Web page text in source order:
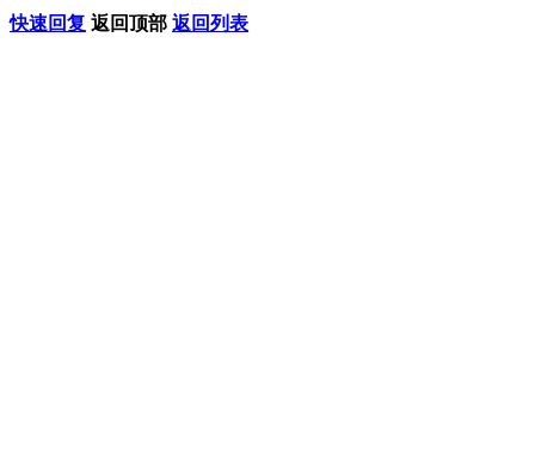
快速回复 返回顶部 返回列表